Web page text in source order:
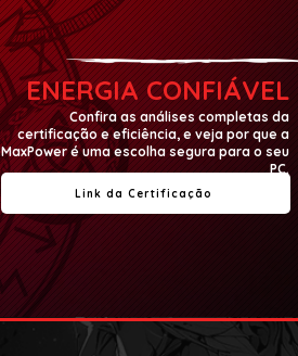
ENERGIA CONFIÁVEL
Link da Certificação
Confira as análises completas da
certificação e eficiência, e veja por que a
MaxPower é uma escolha segura para o seu
PC.